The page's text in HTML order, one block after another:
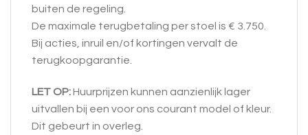
buiten de regeling.
De maximale terugbetaling per stoel is € 3.750.
Bij acties, inruil en/of kortingen vervalt de
terugkoopgarantie.
LET OP:Huurprijzen kunnen aanzienlijk lager
uitvallen bij een voor ons courant model of kleur.
Dit gebeurt in overleg.